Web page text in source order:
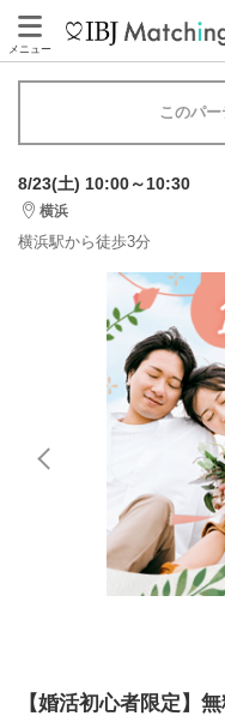
メニュー
このパ
8/23(土) 10:00～10:30
横浜
横浜駅から徒歩3分
【婚活初心者限定】